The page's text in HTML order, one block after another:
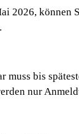
2026, können
muss bis
nur